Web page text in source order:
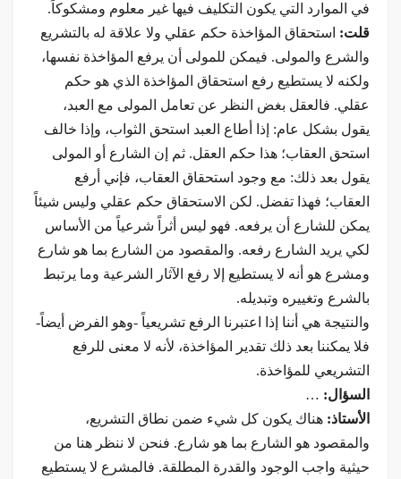
في الموارد التي يكون التكليف فيها غير معلوم ومشكوكاً.
قلت: استحقاق المؤاخذة حكم عقلي ولا علاقة له بالتشريع
والشرع والمولى. فيمكن للمولى أن يرفع المؤاخذة نفسها،
ولكنه لا يستطيع رفع استحقاق المؤاخذة الذي هو حكم
عقلي. فالعقل بغض النظر عن تعامل المولى مع العبد،
يقول بشكل عام: إذا أطاع العبد استحق الثواب، وإذا خالف
استحق العقاب؛ هذا حكم العقل. ثم إن الشارع أو المولى
يقول بعد ذلك: مع وجود استحقاق العقاب، فإني أرفع
العقاب؛ فهذا تفضل. لكن الاستحقاق حكم عقلي وليس شيئاً
يمكن للشارع أن يرفعه. فهو ليس أثراً شرعياً من الأساس
لكي يريد الشارع رفعه. والمقصود من الشارع بما هو شارع
ومشرع هو أنه لا يستطيع إلا رفع الآثار الشرعية وما يرتبط
بالشرع وتغييره وتبديله.
والنتيجة هي أننا إذا اعتبرنا الرفع تشريعياً -وهو الفرض أيضاً-
فلا يمكننا بعد ذلك تقدير المؤاخذة، لأنه لا معنى للرفع
التشريعي للمؤاخذة.
السؤال: …
الأستاذ: هناك يكون كل شيء ضمن نطاق التشريع،
والمقصود هو الشارع بما هو شارع. فنحن لا ننظر هنا من
حيثية واجب الوجود والقدرة المطلقة. فالمشرع لا يستطيع